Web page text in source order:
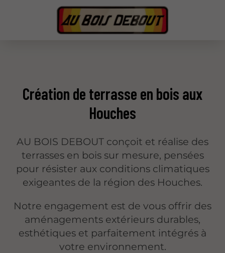
Création de terrasse en bois aux
Houches
AU BOIS DEBOUT conçoit et réalise des
terrasses en bois sur mesure, pensées
pour résister aux conditions climatiques
exigeantes de la région des Houches.
Notre engagement est de vous offrir des
aménagements extérieurs durables,
esthétiques et parfaitement intégrés à
votre environnement.